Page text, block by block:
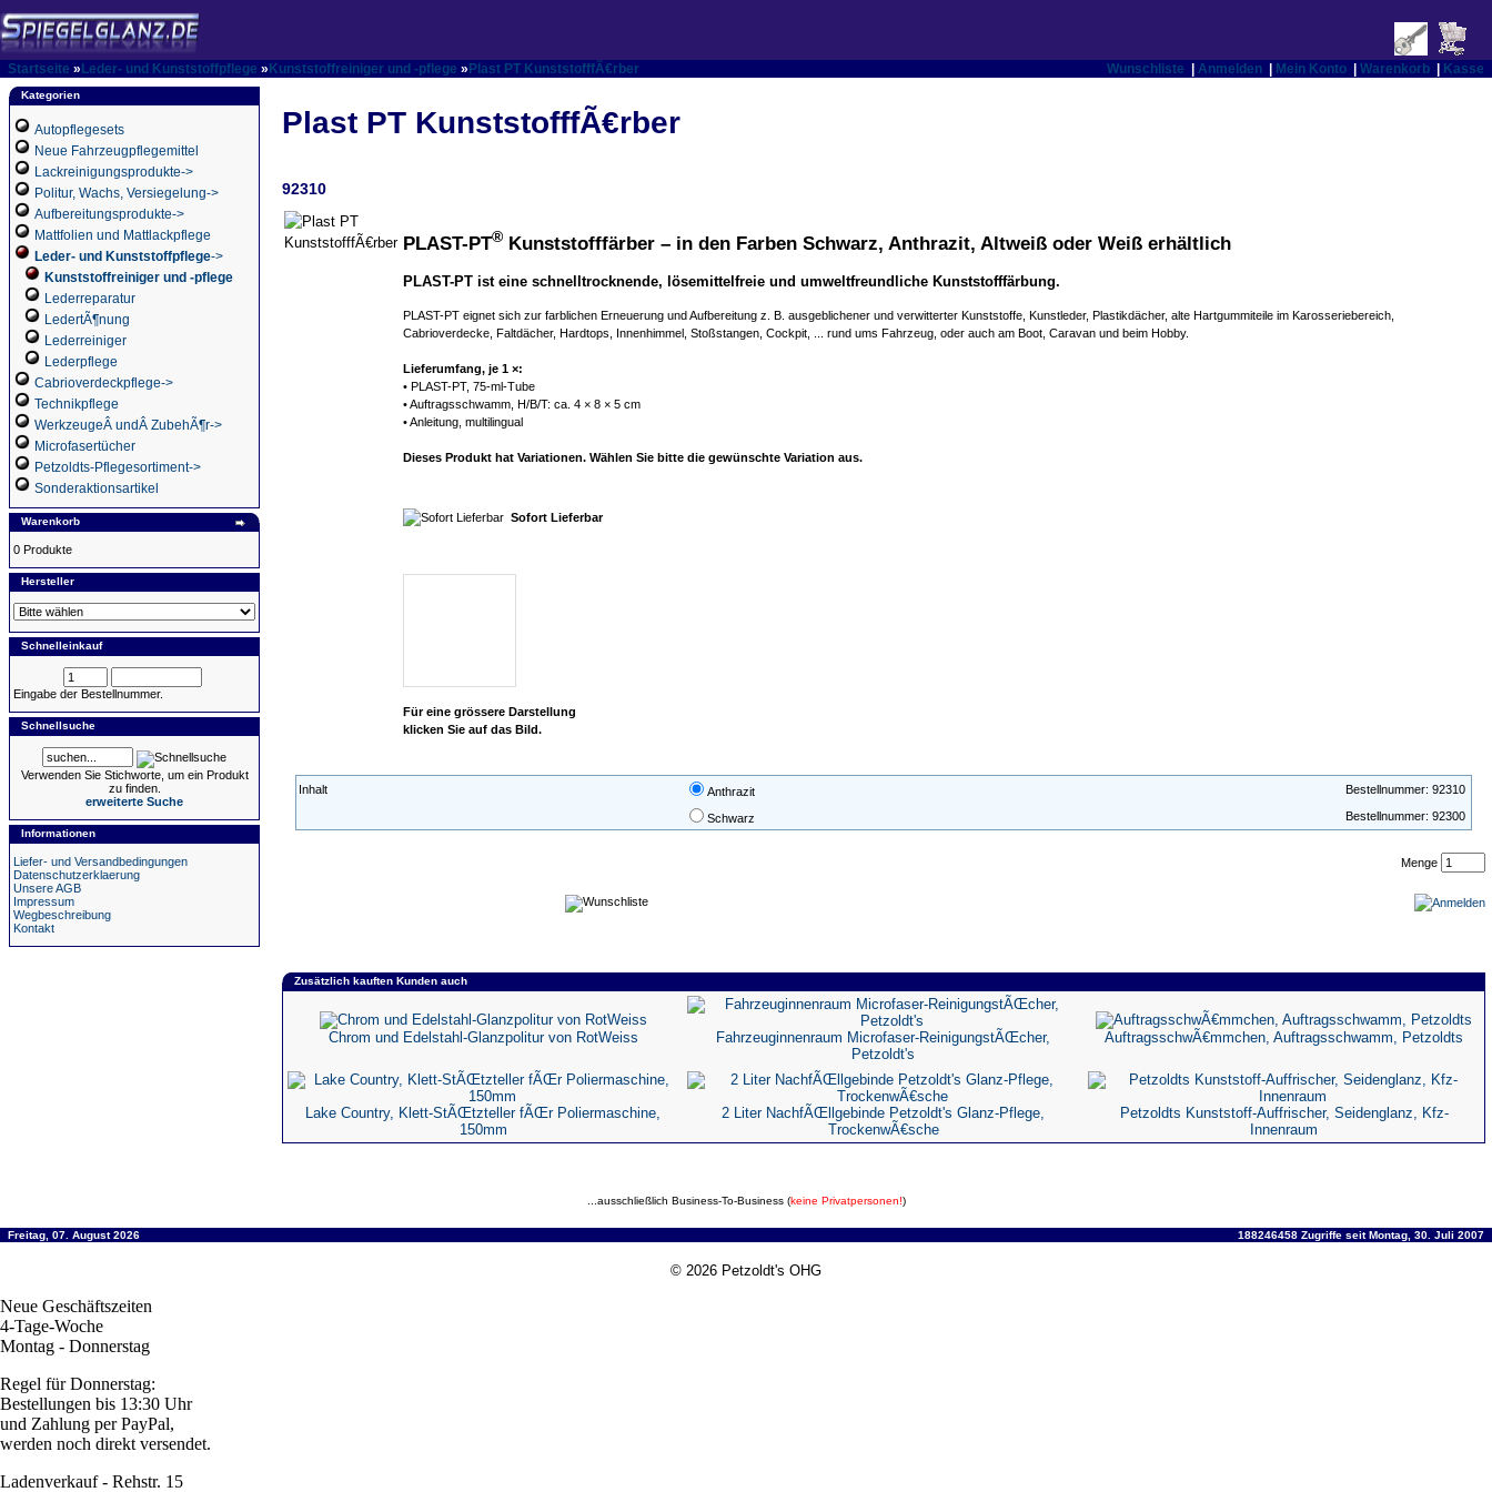
Startseite » Leder- und Kunststoffpflege » Kunststoffreiniger und -pflege » Plast PT KunststofffÃ€rber Wunschliste Anmelden Mein Konto Warenkorb Kasse
Kategorien
Autopflegesets
Neue Fahrzeugpflegemittel
Lackreinigungsprodukte->
Politur, Wachs, Versiegelung->
Aufbereitungsprodukte->
Mattfolien und Mattlackpflege
Leder- und Kunststoffpflege->
Kunststoffreiniger und -pflege
Lederreparatur
LedertÃ¶nung
Lederreiniger
Lederpflege
Cabrioverdeckpflege->
Technikpflege
WerkzeugeÂ undÂ ZubehÃ¶r->
Microfasertücher
Petzoldts-Pflegesortiment->
Sonderaktionsartikel
Warenkorb
0 Produkte
Hersteller
Schnelleinkauf
Eingabe der Bestellnummer.
Schnellsuche
Verwenden Sie Stichworte, um ein Produkt
zu finden.
erweiterte Suche
Informationen
Liefer- und Versandbedingungen
Datenschutzerklaerung
Unsere AGB
Impressum
Wegbeschreibung
Kontakt
Plast PT KunststofffÃ€rber
92310
PLAST-PT® Kunststofffärber – in den Farben Schwarz, Anthrazit, Altweiß oder Weiß erhältlich
PLAST-PT ist eine schnelltrocknende, lösemittelfreie und umweltfreundliche Kunststofffärbung.
PLAST-PT eignet sich zur farblichen Erneuerung und Aufbereitung z. B. ausgeblichener und verwitterter Kunststoffe, Kunstleder, Plastikdächer, alte Hartgummiteile im Karosseriebereich,
Cabrioverdecke, Faltdächer, Hardtops, Innenhimmel, Stoßstangen, Cockpit, ... rund ums Fahrzeug, oder auch am Boot, Caravan und beim Hobby.
Lieferumfang, je 1 ×:
• PLAST-PT, 75-ml-Tube
• Auftragsschwamm, H/B/T: ca. 4 × 8 × 5 cm
• Anleitung, multilingual
Dieses Produkt hat Variationen. Wählen Sie bitte die gewünschte Variation aus.
Sofort Lieferbar
Für eine grössere Darstellung
klicken Sie auf das Bild.
Inhalt Anthrazit Bestellnummer: 92310
Schwarz Bestellnummer: 92300
Menge
Zusätzlich kauften Kunden auch
Chrom und Edelstahl-Glanzpolitur von RotWeiss
Fahrzeuginnenraum Microfaser-ReinigungstÃŒcher,
Petzoldt's
AuftragsschwÃ€mmchen, Auftragsschwamm, Petzoldts
Lake Country, Klett-StÃŒtzteller fÃŒr Poliermaschine,
150mm
2 Liter NachfÃŒllgebinde Petzoldt's Glanz-Pflege,
TrockenwÃ€sche
Petzoldts Kunststoff-Auffrischer, Seidenglanz, Kfz-
Innenraum
...ausschließlich Business-To-Business (keine Privatpersonen!)
Freitag, 07. August 2026 188246458 Zugriffe seit Montag, 30. Juli 2007
© 2026 Petzoldt's OHG
Neue Geschäftszeiten
4-Tage-Woche
Montag - Donnerstag
Regel für Donnerstag:
Bestellungen bis 13:30 Uhr
und Zahlung per PayPal,
werden noch direkt versendet.
Ladenverkauf - Rehstr. 15